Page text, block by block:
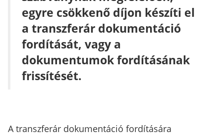
egyre csökkenő díjon készíti el
a transzferár dokumentáció
fordítását, vagy a
dokumentumok fordításának
frissítését.
A transzferár dokumentáció fordítására